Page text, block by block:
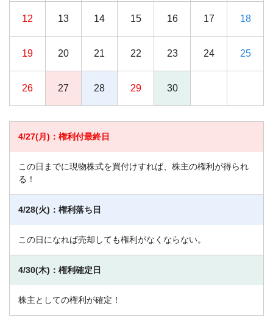
12 13 14 15 16 17 18
19 20 21 22 23 24 25
26 27 28 29 30
4/27(月)：権利付最終日
この日までに現物株式を買付けすれば、株主の権利が得られ
る！
4/28(火)：権利落ち日
この日になれば売却しても権利がなくならない。
4/30(木)：権利確定日
株主としての権利が確定！